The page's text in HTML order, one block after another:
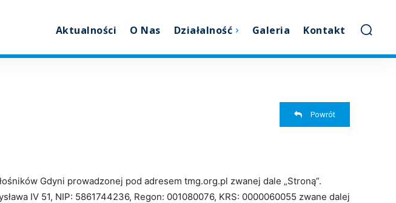
Aktualności O Nas Działalność Galeria Kontakt
Powrót
Gdyni prowadzonej pod adresem tmg.org.pl zwanej dale „Stroną”.
IV 51, NIP: 5861744236, Regon: 001080076, KRS: 0000060055 zwane dalej